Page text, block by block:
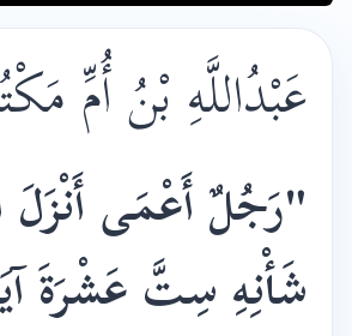
عَبْدُاللَّهِ بْنُ أُمِّ
"رَجُلٌ أَعْمَى أَنْزَلَ
شَأْنِهِ سِتَّ عَشْرَةَ